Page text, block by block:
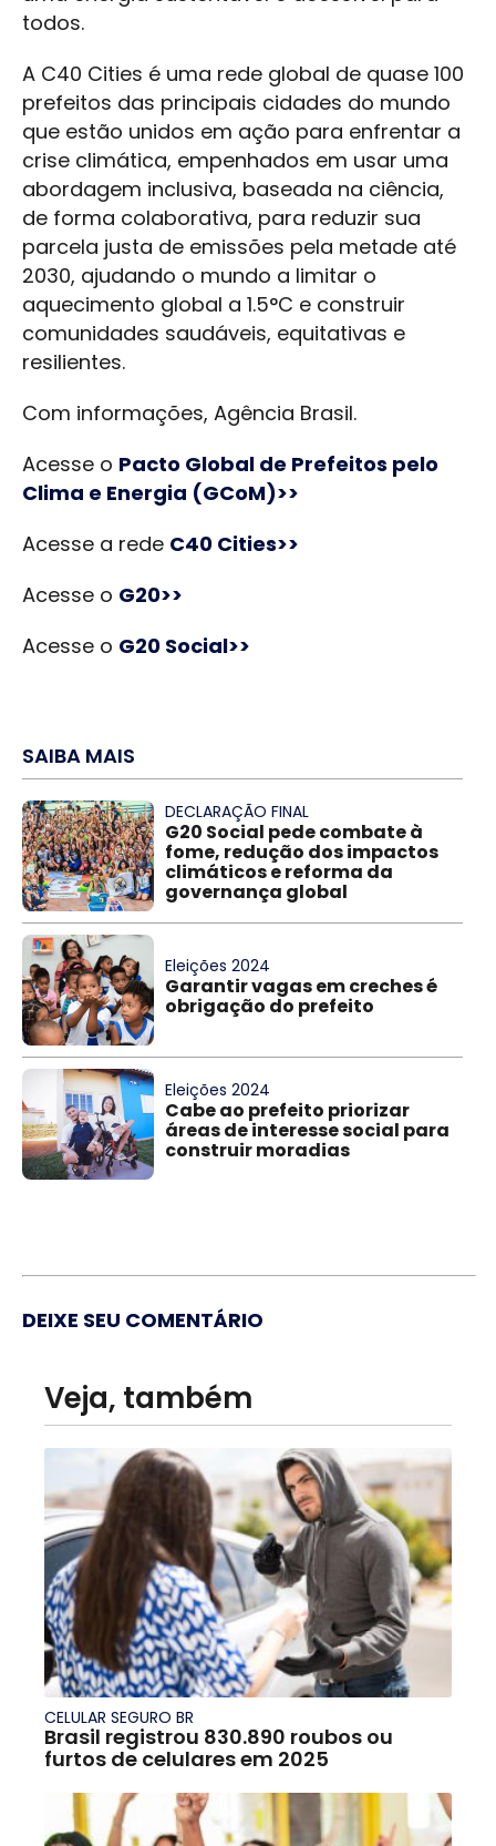
todos.
A C40 Cities é uma rede global de quase 100
prefeitos das principais cidades do mundo
que estão unidos em ação para enfrentar a
crise climática, empenhados em usar uma
abordagem inclusiva, baseada na ciência,
de forma colaborativa, para reduzir sua
parcela justa de emissões pela metade até
2030, ajudando o mundo a limitar o
aquecimento global a 1.5°C e construir
comunidades saudáveis, equitativas e
resilientes.
Com informações, Agência Brasil.
Acesse o Pacto Global de Prefeitos pelo
Clima e Energia (GCoM)>>
Acesse a rede C40 Cities>>
Acesse o G20>>
Acesse o G20 Social>>
SAIBA MAIS
DECLARAÇÃO FINAL
G20 Social pede combate à
fome, redução dos impactos
climáticos e reforma da
governança global
Eleições 2024
Garantir vagas em creches é
obrigação do prefeito
Eleições 2024
Cabe ao prefeito priorizar
áreas de interesse social para
construir moradias
DEIXE SEU COMENTÁRIO
Veja, também
CELULAR SEGURO BR
Brasil registrou 830.890 roubos ou
furtos de celulares em 2025